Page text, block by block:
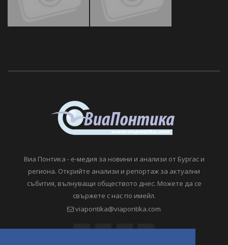
Виа Понтика - е-медия за новини и анализи от Бургас и
региона. Открийте анализи и репортаж за актуални
събития, вълнуващи обществото днес. Можете да се
свържете с нас по имейл.
viapontika@viapontika.com